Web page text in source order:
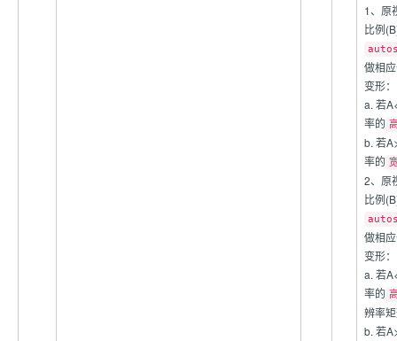
1、原
比例
做相
变形：
a. 若
率的
b. 若
率的
2、原
比例
做相
变形：
a. 若
率的
辨率
b. 若